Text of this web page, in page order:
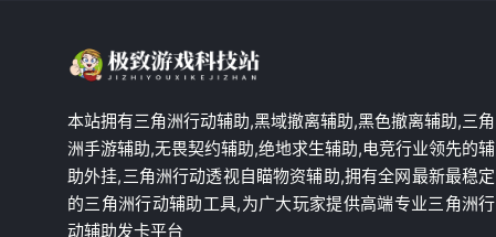
本站拥有三角洲行动辅助,黑域撤离辅助,黑色撤离辅助,三角
洲手游辅助,无畏契约辅助,绝地求生辅助,电竞行业领先的辅
助外挂,三角洲行动透视自瞄物资辅助,拥有全网最新最稳定
的三角洲行动辅助工具,为广大玩家提供高端专业三角洲行
动辅助发卡平台